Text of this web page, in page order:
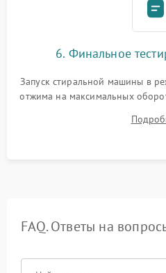
6. Финальное
Запуск стиральной машины в
отжима на максимальных
корректности слива,
посторонних стуков и
FAQ. Ответы на